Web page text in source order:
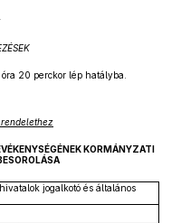
20 perckor lép hatályba.
KORMÁNYZATI
jogalkotó és általános